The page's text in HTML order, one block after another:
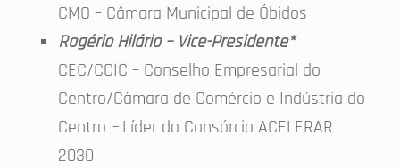
CMO – Câmara Municipal de Óbidos
Rogério Hilário – Vice-Presidente*
CEC/CCIC – Conselho Empresarial do
Centro/Câmara de Comércio e Indústria do
Centro –Líder do Consórcio ACELERAR
2030